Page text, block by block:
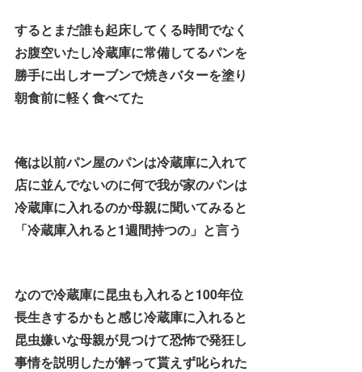
するとまだ誰も起床してくる時間でなく
お腹空いたし冷蔵庫に常備してるパンを
勝手に出しオーブンで焼きバターを塗り
朝食前に軽く食べてた
俺は以前パン屋のパンは冷蔵庫に入れて
店に並んでないのに何で我が家のパンは
冷蔵庫に入れるのか母親に聞いてみると
「冷蔵庫入れると1週間持つの」と言う
なので冷蔵庫に昆虫も入れると100年位
長生きするかもと感じ冷蔵庫に入れると
昆虫嫌いな母親が見つけて恐怖で発狂し
事情を説明したが解って貰えず叱られた